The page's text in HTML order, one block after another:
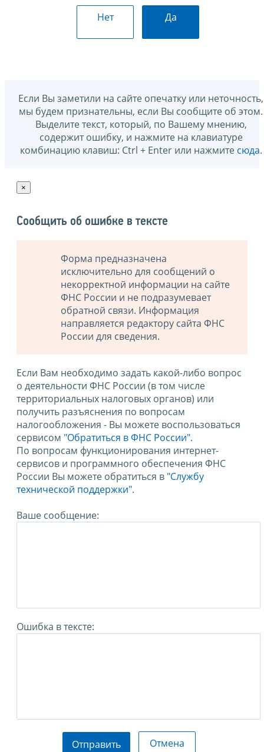
Нет Да
Если Вы заметили на сайте опечатку или неточность,
мы будем признательны, если Вы сообщите об этом.
Выделите текст, который, по Вашему мнению,
содержит ошибку, и нажмите на клавиатуре
комбинацию клавиш: Ctrl + Enter или нажмите сюда.
×
Сообщить об ошибке в тексте
Форма предназначена
исключительно для сообщений о
некорректной информации на сайте
ФНС России и не подразумевает
обратной связи. Информация
направляется редактору сайта ФНС
России для сведения.
Если Вам необходимо задать какой-либо вопрос
о деятельности ФНС России (в том числе
территориальных налоговых органов) или
получить разъяснения по вопросам
налогообложения - Вы можете воспользоваться
сервисом "Обратиться в ФНС России".
По вопросам функционирования интернет-
сервисов и программного обеспечения ФНС
России Вы можете обратиться в "Службу
технической поддержки".
Ваше сообщение:
Ошибка в тексте:
Отправить Отмена